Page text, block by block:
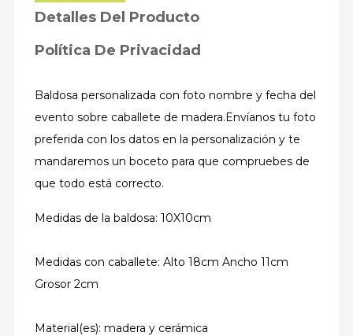
Detalles Del Producto
Política De Privacidad
Baldosa personalizada con foto nombre y fecha del
evento sobre caballete de madera.Envíanos tu foto
preferida con los datos en la personalización y te
mandaremos un boceto para que compruebes de
que todo está correcto.
Medidas de la baldosa: 10X10cm
Medidas con caballete: Alto 18cm Ancho 11cm
Grosor 2cm
Material(es): madera y cerámica